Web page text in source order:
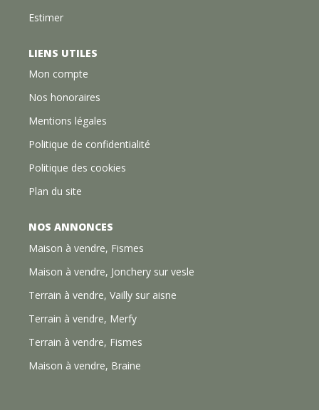
Estimer
LIENS UTILES
Mon compte
Nos honoraires
Mentions légales
Politique de confidentialité
Politique des cookies
Plan du site
NOS ANNONCES
Maison à vendre, Fismes
Maison à vendre, Jonchery sur vesle
Terrain à vendre, Vailly sur aisne
Terrain à vendre, Merfy
Terrain à vendre, Fismes
Maison à vendre, Braine